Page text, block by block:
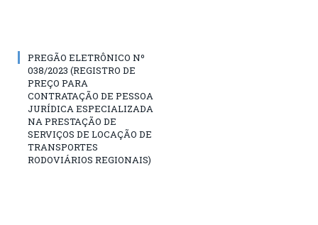
PREGÃO ELETRÔNICO Nº
038/2023 (REGISTRO DE
PREÇO PARA
CONTRATAÇÃO DE PESSOA
JURÍDICA ESPECIALIZADA
NA PRESTAÇÃO DE
SERVIÇOS DE LOCAÇÃO DE
TRANSPORTES
RODOVIÁRIOS REGIONAIS)